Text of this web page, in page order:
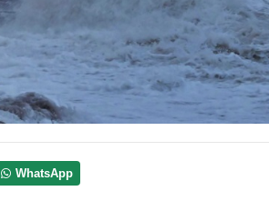
WhatsApp